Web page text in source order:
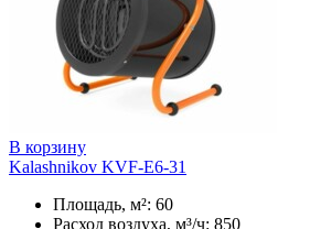
В корзину
Kalashnikov KVF-E6-31
Площадь, м²: 60
Расход воздуха, м³/ч: 850